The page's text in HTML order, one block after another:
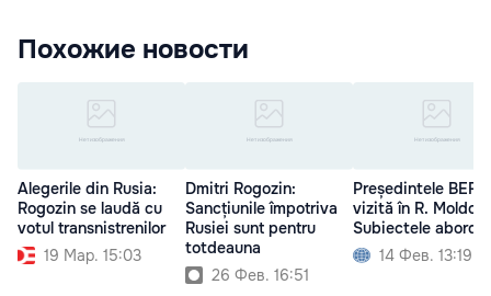
Похожие новости
Alegerile din Rusia:
Rogozin se laudă cu
votul transnistrenilor
19 Мар. 15:03
Dmitri Rogozin:
Sancțiunile împotriva
Rusiei sunt pentru
totdeauna
26 Фев. 16:51
Președintele
vizită în R.
Subiectele
14 Фев. 13:19